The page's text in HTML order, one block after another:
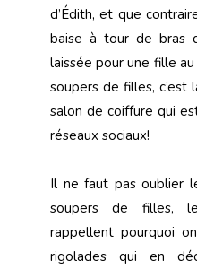
d’Édith, et que
baise à tour de bras
laissée pour une fille
soupers de filles, c’est
salon de coiffure qui
réseaux sociaux!
Il ne faut pas oublier
soupers de filles,
rappellent pourquoi
rigolades qui en